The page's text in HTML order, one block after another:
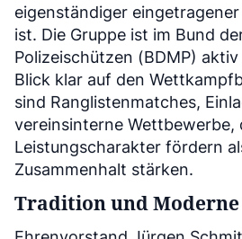
eigenständiger
ist. Die Gruppe ist im Bund
Polizeischützen (BDMP)
Blick klar auf den
sind Ranglistenmatches,
vereinsinterne Wettbewerbe,
Leistungscharakter fördern
Zusammenhalt stärken.
Tradition und Moderne